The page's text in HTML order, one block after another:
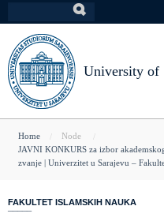
to
main
content
University of
You
are
Home
Node
JAVNI KONKURS za izbor
zvanje | Univerzitet u Sarajevu –
FAKULTET ISLAMSKIH NAUKA